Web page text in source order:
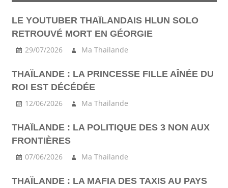
LE YOUTUBER THAÏLANDAIS HLUN SOLO
RETROUVÉ MORT EN GÉORGIE
29/07/2026 Ma Thailande
THAÏLANDE : LA PRINCESSE FILLE AÎNÉE DU
ROI EST DÉCÉDÉE
12/06/2026 Ma Thailande
THAÏLANDE : LA POLITIQUE DES 3 NON AUX
FRONTIÈRES
07/06/2026 Ma Thailande
THAÏLANDE : LA MAFIA DES TAXIS AU PAYS